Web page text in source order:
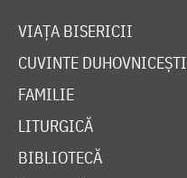
VIAȚA BISERICII
CUVINTE DUHOVNICEȘTI
FAMILIE
LITURGICĂ
BIBLIOTECĂ